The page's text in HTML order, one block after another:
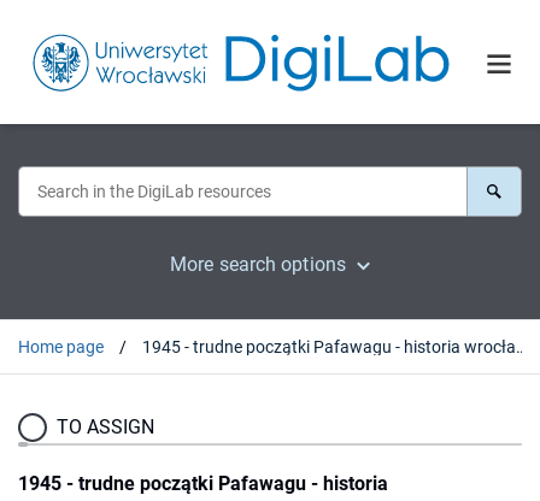
More search options
Home page 1945 - trudne początki Pafawagu - historia wrocławskiego przedsiębiorstwa w świetle wspomnień byłych pracowników
TO ASSIGN
1945 - trudne początki Pafawagu - historia